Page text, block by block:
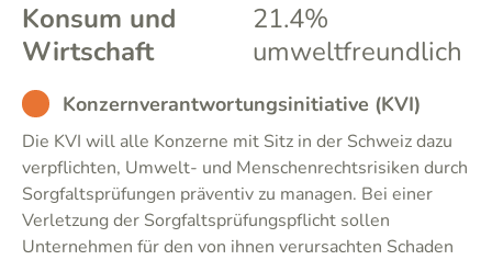
Konsum und
Wirtschaft
21.4%
umweltfreundlich
BAD Konzernverantwortungsinitiative (KVI)
Die KVI will alle Konzerne mit Sitz in der Schweiz dazu
verpflichten, Umwelt- und Menschenrechtsrisiken durch
Sorgfaltsprüfungen präventiv zu managen. Bei einer
Verletzung der Sorgfaltsprüfungspflicht sollen
Unternehmen für den von ihnen verursachten Schaden